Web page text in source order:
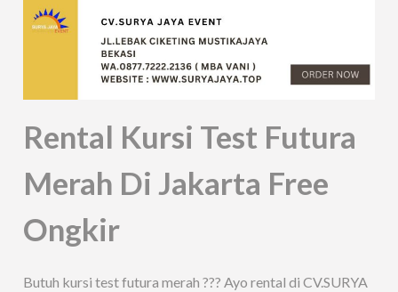
Rental Kursi Test Futura
Merah Di Jakarta Free
Ongkir
Butuh kursi test futura merah ??? Ayo rental di CV.SURYA